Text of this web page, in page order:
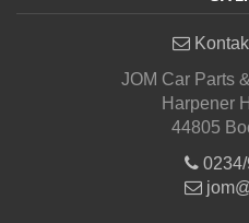
JOM Car Parts
Harpener
44805
0234/